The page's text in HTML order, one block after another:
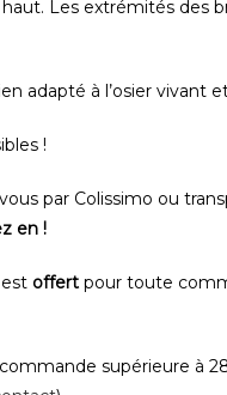
Les extrémités des
adapté à l’osier vivant
!
par Colissimo ou
en !
offert pour toute
supérieure à